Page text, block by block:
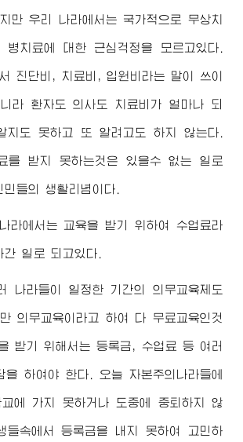
만 우리 나라에서는 국가적으로 무상치
병치료에 대한 근심걱정을 모르고있다.
진단비, 치료비, 입원비라는 말이 쓰이
라 환자도 의사도 치료비가 얼마나 되
지도 못하고 또 알려고도 하지 않는다.
를 받지 못하는것은 있을수 없는 일로
들의 생활리념이다.
라에서는 교육을 받기 위하여 수업료라
일로 되고있다.
나라들이 일정한 기간의 의무교육제도
의무교육이라고 하여 다 무료교육인것
받기 위해서는 등록금, 수업료 등 여러
을 하여야 한다. 오늘 자본주의나라들에
에 가지 못하거나 도중에 중퇴하지 않
들속에서 등록금을 내지 못하여 고민하